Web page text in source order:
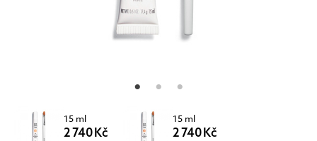
15 ml
2 740 Kč
15 ml
2 740 Kč